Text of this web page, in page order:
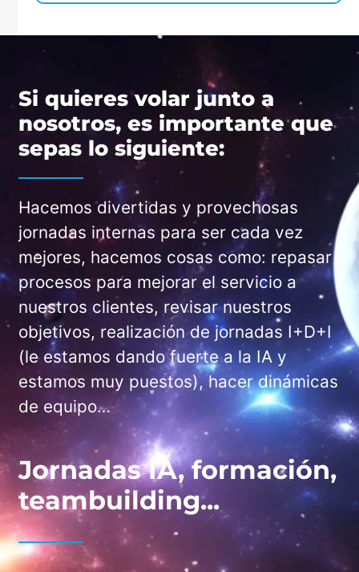
Si quieres volar junto a
nosotros, es importante que
sepas lo siguiente:
Hacemos divertidas y provechosas
jornadas internas para ser cada vez
mejores, hacemos cosas como: repasar
procesos para mejorar el servicio a
nuestros clientes, revisar nuestros
objetivos, realización de jornadas I+D+I
(le estamos dando fuerte a la IA y
estamos muy puestos), hacer dinámicas
de equipo…
Jornadas IA, formación,
teambuilding...